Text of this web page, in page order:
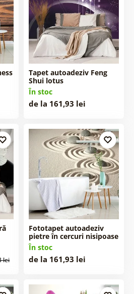
Tapet autoadeziv Feng
Shui lotus
În stoc
de la 161,93 lei
lei
Fototapet autoadeziv
pietre în cercuri nisipoase
În stoc
de la 161,93 lei